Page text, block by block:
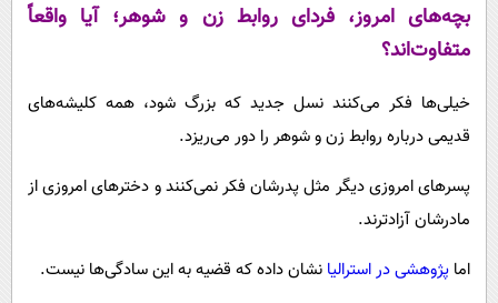
بچه‌های امروز، فردای روابط زن و شوهر؛ آیا واقعاً
متفاوت‌اند؟
خیلی‌ها فکر می‌کنند نسل جدید که بزرگ شود، همه کلیشه‌های
قدیمی درباره روابط زن و شوهر را دور می‌ریزد.
پسرهای امروزی دیگر مثل پدرشان فکر نمی‌کنند و دخترهای امروزی از
مادرشان آزادترند.
اما پژوهشی در استرالیا نشان داده که قضیه به این سادگی‌ها نیست.